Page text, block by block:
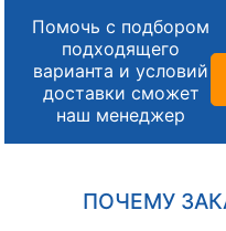
Помочь с подбором
подходящего
варианта и условий
доставки сможет
наш менеджер
ПОЧЕМУ